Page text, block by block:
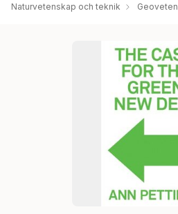
Naturvetenskap och teknik